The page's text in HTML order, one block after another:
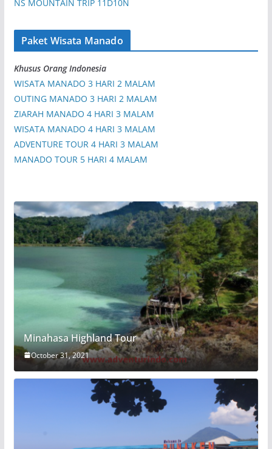
NS MOUNTAIN TRIP 11D10N
Paket Wisata Manado
Khusus Orang Indonesia
WISATA MANADO 3 HARI 2 MALAM
OUTING MANADO 3 HARI 2 MALAM
ZIARAH MANADO 4 HARI 3 MALAM
WISATA MANADO 4 HARI 3 MALAM
ADVENTURE TOUR 4 HARI 3 MALAM
MANADO TOUR 5 HARI 4 MALAM
Minahasa Highland Tour
October 31, 2021